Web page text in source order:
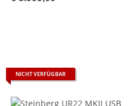
NICHT VERFÜGBAR